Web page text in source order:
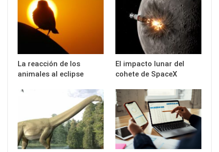
La reacción de los
animales al eclipse
El impacto lunar del
cohete de SpaceX